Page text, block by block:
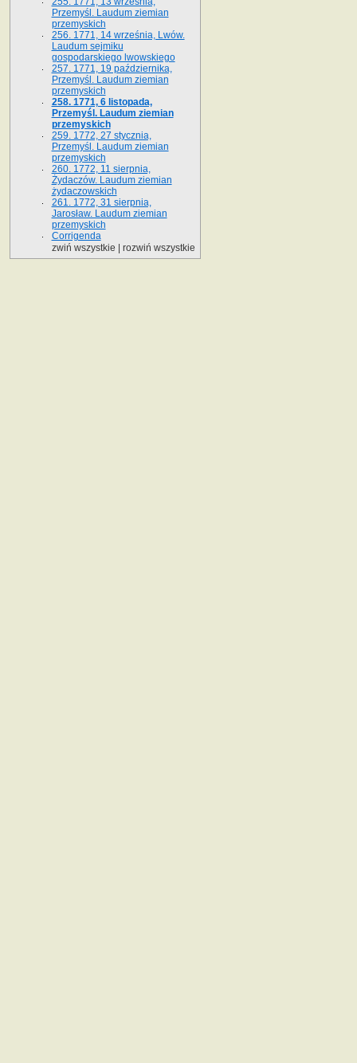
Przemyśl. Laudum ziemian
przemyskich
256. 1771, 14 września, Lwów.
Laudum sejmiku
gospodarskiego lwowskiego
257. 1771, 19 października,
Przemyśl. Laudum ziemian
przemyskich
258. 1771, 6 listopada,
Przemyśl. Laudum ziemian
przemyskich
259. 1772, 27 stycznia,
Przemyśl. Laudum ziemian
przemyskich
260. 1772, 11 sierpnia,
Żydaczów. Laudum ziemian
żydaczowskich
261. 1772, 31 sierpnia,
Jarosław. Laudum ziemian
przemyskich
Corrigenda
zwiń wszystkie
rozwiń wszystkie